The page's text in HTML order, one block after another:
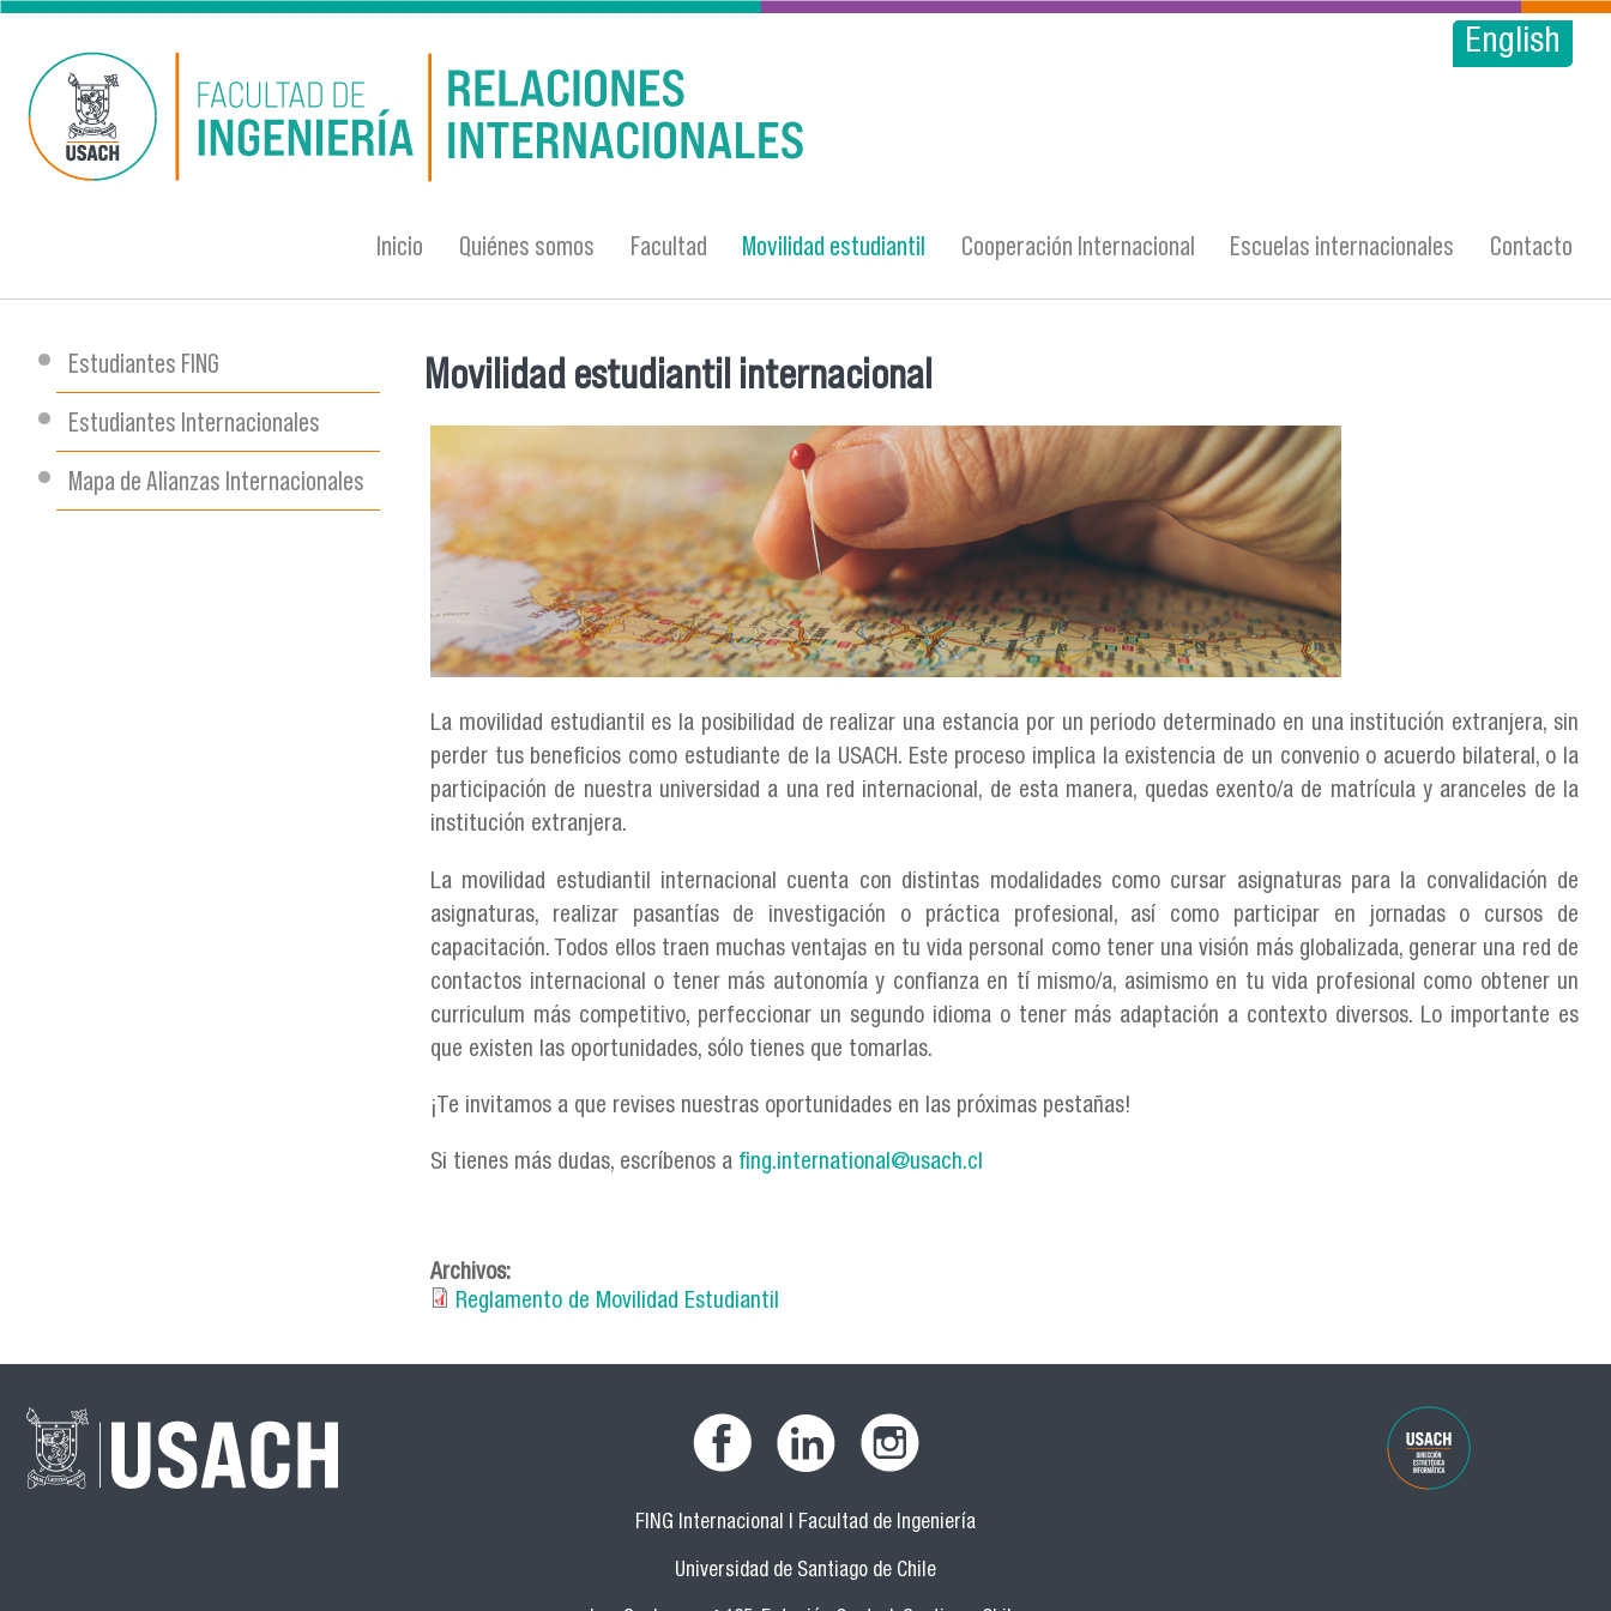
Pasar al contenido principal
English
Inicio Quiénes somos Facultad Movilidad estudiantil Cooperación Internacional Escuelas internacionales Contacto
Estudiantes FING
Estudiantes Internacionales
Mapa de Alianzas Internacionales
Se encuentra usted aquí
Movilidad estudiantil internacional
La movilidad estudiantil es la posibilidad de realizar una estancia por un periodo determinado en una institución extranjera, sin
perder tus beneficios como estudiante de la USACH. Este proceso implica la existencia de un convenio o acuerdo bilateral, o la
participación de nuestra universidad a una red internacional, de esta manera, quedas exento/a de matrícula y aranceles de la
institución extranjera.
La movilidad estudiantil internacional cuenta con distintas modalidades como cursar asignaturas para la convalidación de
asignaturas, realizar pasantías de investigación o práctica profesional, así como participar en jornadas o cursos de
capacitación. Todos ellos traen muchas ventajas en tu vida personal como tener una visión más globalizada, generar una red de
contactos internacional o tener más autonomía y confianza en tí mismo/a, asimismo en tu vida profesional como obtener un
curriculum más competitivo, perfeccionar un segundo idioma o tener más adaptación a contexto diversos. Lo importante es
que existen las oportunidades, sólo tienes que tomarlas.
¡Te invitamos a que revises nuestras oportunidades en las próximas pestañas!
Si tienes más dudas, escríbenos a fing.international@usach.cl
Archivos:
Reglamento de Movilidad Estudiantil
FING Internacional | Facultad de Ingeniería
Universidad de Santiago de Chile